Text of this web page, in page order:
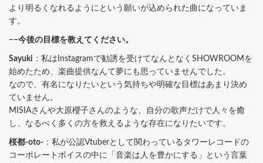
より明るくなれるようにという願いが込められた曲になっていま
す。
−−今後の目標を教えてください。
Sayuki ：私はInstagramで勧誘を受けてなんとなくSHOWROOMを
始めたため、楽曲提供なんて夢にも思っていませんでした。
なので、有名になりたいという気持ちや明確な目標はあまり決め
ていません。
MISIAさんや大原櫻子さんのような、自分の歌声だけで人々を癒
し、なるべく多くの方を救えるような存在になりたいです。
桜都-oto- ：私が公認Vtuberとして関わっているタワーレコードの
コーポレートボイスの中に「音楽は人を豊かにする」という言葉